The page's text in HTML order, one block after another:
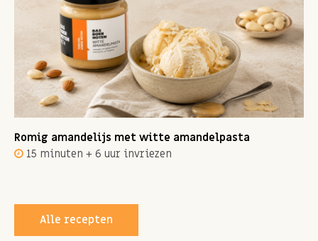
Romig amandelijs met witte amandelpasta
15 minuten + 6 uur invriezen
Alle recepten